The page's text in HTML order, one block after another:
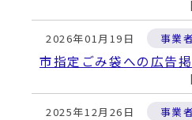
2026年01月19日 事業
市指定ごみ袋への広告
2025年12月26日 事業